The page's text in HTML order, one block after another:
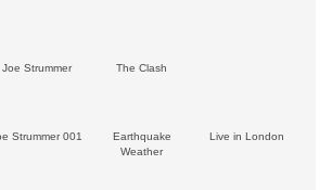
Joe Strummer The Clash
Strummer 001
Earthquake
Weather
Live in London